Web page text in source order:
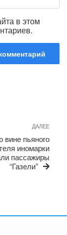
в этом
ДАЛЕЕ
вине пьяного
иномарки
пассажиры
“Газели”